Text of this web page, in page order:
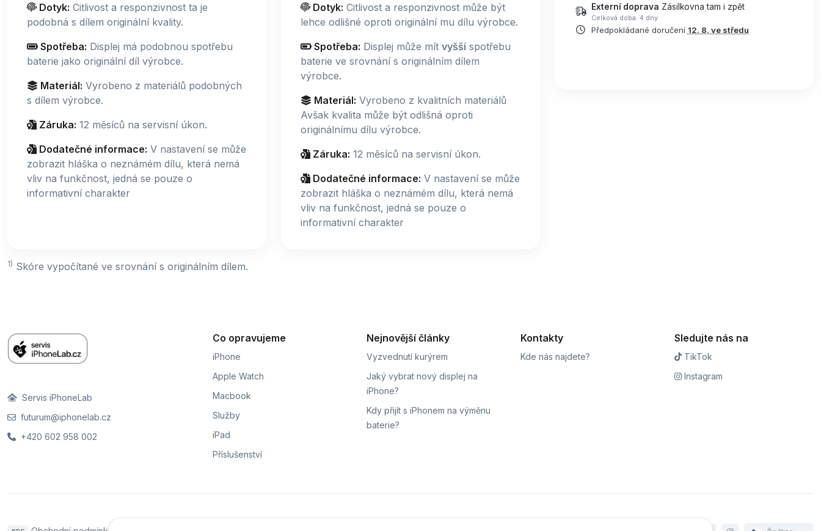
Dotyk: Citlivost a responzivnost ta je
podobná s dílem originální kvality.
Spotřeba: Displej má podobnou spotřebu
baterie jako originální díl výrobce.
Materiál: Vyrobeno z materiálů podobných
s dílem výrobce.
Záruka: 12 měsíců na servisní úkon.
Dodatečné informace: V nastavení se může
zobrazit hláška o neznámém dílu, která nemá
vliv na funkčnost, jedná se pouze o
informativní charakter
Dotyk: Citlivost a responzivnost může být
lehce odlišné oproti originální mu dílu výrobce.
Spotřeba: Displej může mít vyšší spotřebu
baterie ve srovnání s originálním dílem
výrobce.
Materiál: Vyrobeno z kvalitních materiálů
Avšak kvalita může být odlišná oproti
originálnímu dílu výrobce.
Záruka: 12 měsíců na servisní úkon.
Dodatečné informace: V nastavení se může
zobrazit hláška o neznámém dílu, která nemá
vliv na funkčnost, jedná se pouze o
informativní charakter
1) Skóre vypočítané ve srovnání s originálním dílem.
Externí doprava Zásilkovna tam i zpět
Celková doba: 4 dny
Předpokládané doručení 12. 8. ve středu
Servis iPhoneLab
futurum@iphonelab.cz
+420 602 958 002
Co opravujeme
iPhone
Apple Watch
Macbook
Služby
iPad
Příslušenství
Nejnovější články
Vyzvednutí kurýrem
Jaký vybrat nový displej na
iPhone?
Kdy přijít s iPhonem na výměnu
baterie?
Kontakty
Kde nás najdete?
Sledujte nás na
TikTok
Instagram